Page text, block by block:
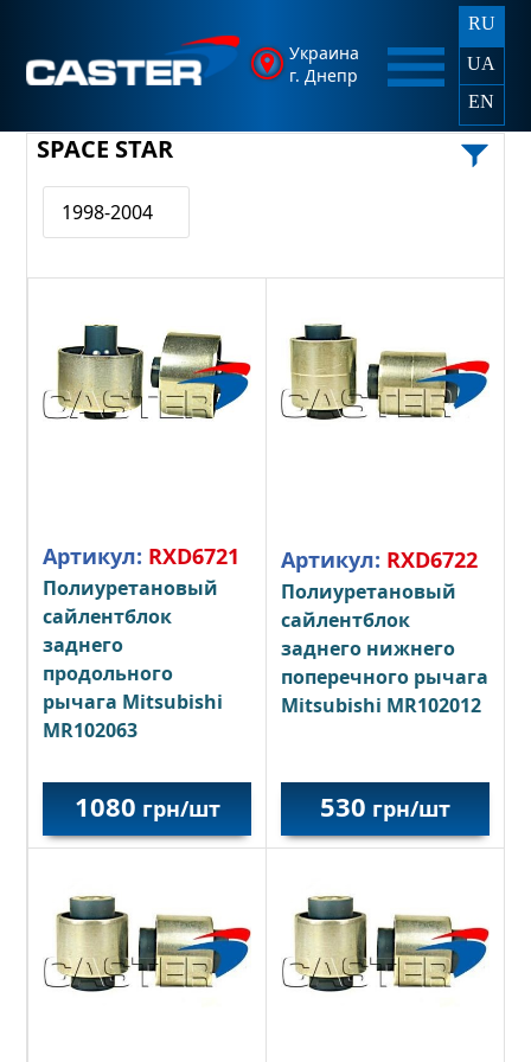
Украина
г. Днепр
RU
UA
EN
SPACE STAR
1998-2004
Артикул: RXD6721
Полиуретановый
сайлентблок
заднего
продольного
рычага Mitsubishi
MR102063
1080 грн/шт
Артикул: RXD6722
Полиуретановый
сайлентблок
заднего нижнего
поперечного рычага
Mitsubishi MR102012
530 грн/шт